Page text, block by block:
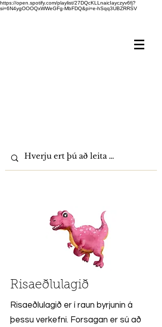
https://open.spotify.com/playlist/27DQcKLLnaicIayczyv6fj?
si=6N4ygOOOQxWWeGFg-MbFDQ&pi=e-hSqq3UBZRRSV
Risaeðlulagið
Risaeðlulagið er í raun byrjunin á
þessu verkefni. Forsagan er sú að